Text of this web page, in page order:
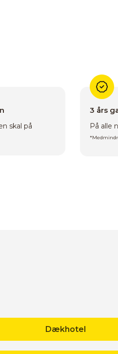
skal på
3 års
På alle
Dækhotel